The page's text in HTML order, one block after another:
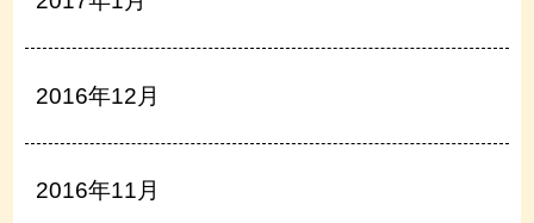
2016年12月
2016年11月